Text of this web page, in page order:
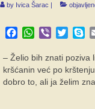
by Ivica Šarac |
Facebook
WhatsApp
Viber
– Želio bih znati poziva
kršćanin već po
dobro to, ali ja želim